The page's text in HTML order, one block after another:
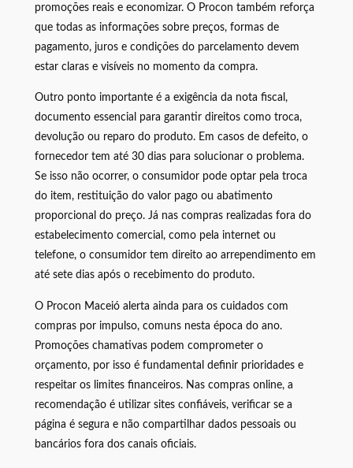
promoções reais e economizar. O Procon também reforça
que todas as informações sobre preços, formas de
pagamento, juros e condições do parcelamento devem
estar claras e visíveis no momento da compra.
Outro ponto importante é a exigência da nota fiscal,
documento essencial para garantir direitos como troca,
devolução ou reparo do produto. Em casos de defeito, o
fornecedor tem até 30 dias para solucionar o problema.
Se isso não ocorrer, o consumidor pode optar pela troca
do item, restituição do valor pago ou abatimento
proporcional do preço. Já nas compras realizadas fora do
estabelecimento comercial, como pela internet ou
telefone, o consumidor tem direito ao arrependimento em
até sete dias após o recebimento do produto.
O Procon Maceió alerta ainda para os cuidados com
compras por impulso, comuns nesta época do ano.
Promoções chamativas podem comprometer o
orçamento, por isso é fundamental definir prioridades e
respeitar os limites financeiros. Nas compras online, a
recomendação é utilizar sites confiáveis, verificar se a
página é segura e não compartilhar dados pessoais ou
bancários fora dos canais oficiais.